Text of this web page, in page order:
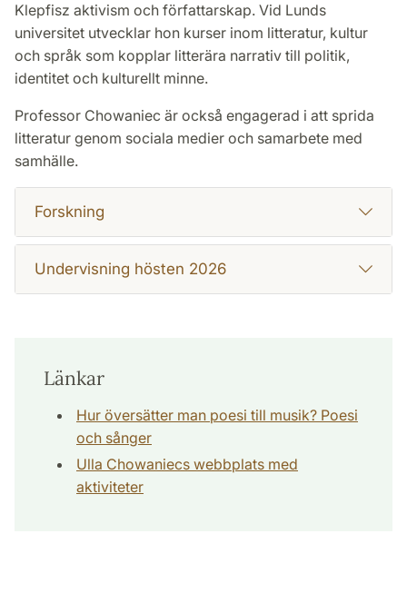
Klepfisz aktivism och författarskap. Vid Lunds
universitet utvecklar hon kurser inom litteratur, kultur
och språk som kopplar litterära narrativ till politik,
identitet och kulturellt minne.
Professor Chowaniec är också engagerad i att sprida
litteratur genom sociala medier och samarbete med
samhälle.
Forskning
Undervisning hösten 2026
Länkar
Hur översätter man poesi till musik? Poesi
och sånger
Ulla Chowaniecs webbplats med
aktiviteter